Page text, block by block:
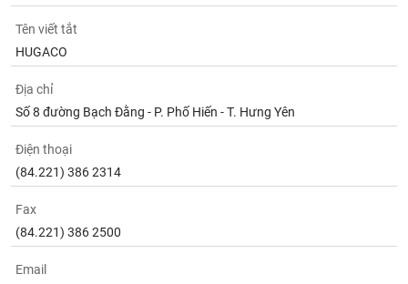
Tên viết tắt
HUGACO
Địa chỉ
Số 8 đường Bạch Đằng - P. Phố Hiến - T. Hưng Yên
Điện thoại
(84.221) 386 2314
Fax
(84.221) 386 2500
Email